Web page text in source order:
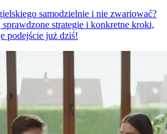
samodzielnie i nie zwariować?
strategie i konkretne kroki,
podejście już dziś!